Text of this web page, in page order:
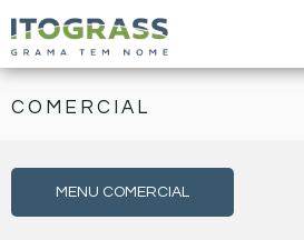
COMERCIAL
MENU COMERCIAL